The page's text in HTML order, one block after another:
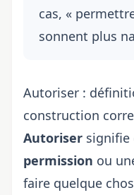
cas, «
sonnent plus
Autoriser :
construction
Autoriser signifie
permission ou
faire quelque